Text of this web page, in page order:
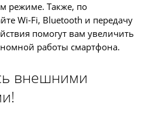
режиме. Также, по
Wi-Fi, Bluetooth и передачу
помогут вам увеличить
работы смартфона.
внешними